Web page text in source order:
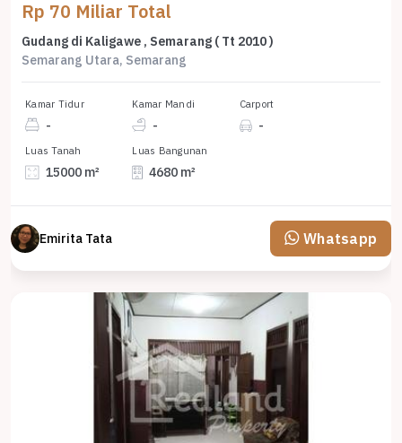
Rp 70 Miliar Total
Gudang di Kaligawe , Semarang ( Tt 2010 )
Semarang Utara, Semarang
Kamar Tidur
-
Kamar Mandi
-
Carport
-
Luas Tanah
15000 m²
Luas Bangunan
4680 m²
Emirita Tata Whatsapp